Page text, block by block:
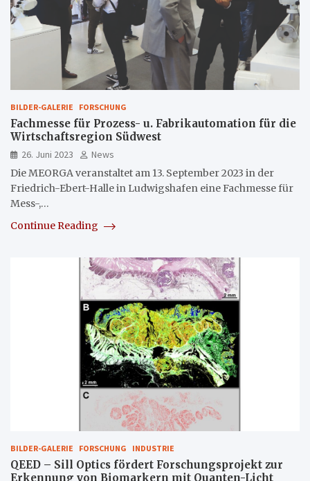
BILDER-GALERIE FORSCHUNG
Fachmesse für Prozess- u. Fabrikautomation für die
Wirtschaftsregion Südwest
26. Juni 2023
News
Die MEORGA veranstaltet am 13. September 2023 in der
Friedrich-Ebert-Halle in Ludwigshafen eine Fachmesse für
Mess-,…
Continue Reading
BILDER-GALERIE FORSCHUNG INDUSTRIE
QEED – Sill Optics fördert Forschungsprojekt zur
Erkennung von Biomarkern mit Quanten-Licht